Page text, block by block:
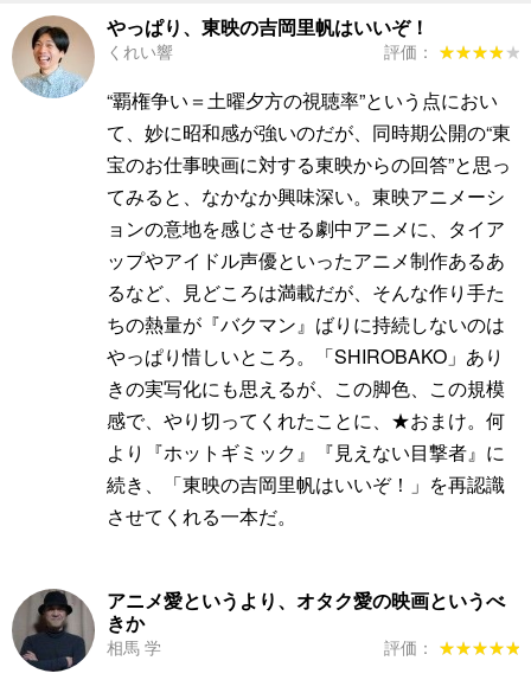
やっぱり、東映の吉岡里帆はいいぞ！
くれい響 評価： ★★★★★
★★★★★
“覇権争い＝土曜夕方の視聴率”という点におい
て、妙に昭和感が強いのだが、同時期公開の“東
宝のお仕事映画に対する東映からの回答”と思っ
てみると、なかなか興味深い。東映アニメーシ
ョンの意地を感じさせる劇中アニメに、タイア
ップやアイドル声優といったアニメ制作あるあ
るなど、見どころは満載だが、そんな作り手た
ちの熱量が『バクマン』ばりに持続しないのは
やっぱり惜しいところ。「SHIROBAKO」あり
きの実写化にも思えるが、この脚色、この規模
感で、やり切ってくれたことに、★おまけ。何
より『ホットギミック』『見えない目撃者』に
続き、「東映の吉岡里帆はいいぞ！」を再認識
させてくれる一本だ。
アニメ愛というより、オタク愛の映画というべ
きか
相馬 学 評価： ★★★★★
★★★★★